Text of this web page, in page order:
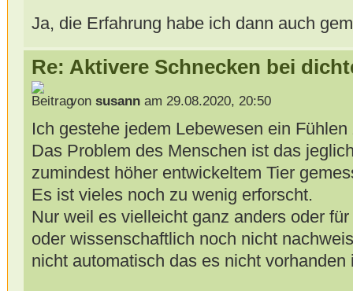
Ja, die Erfahrung habe ich dann auch
Re: Aktivere Schnecken bei
von susannam 29.08.2020, 20:50
Ich gestehe jedem Lebewesen ein Fühlen
Das Problem des Menschen ist das
zumindest höher entwickeltem Tier
Es ist vieles noch zu wenig erforscht.
Nur weil es vielleicht ganz anders oder
oder wissenschaftlich noch nicht
nicht automatisch das es nicht vorhanden